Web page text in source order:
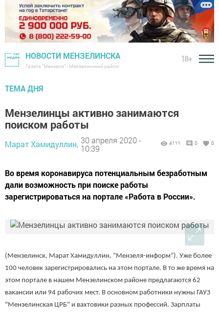
НОВОСТИ МЕНЗЕЛИНСКА
Газета "Мензеля" - Мензелинский район
18+
ТЕМА ДНЯ
Мензелинцы активно занимаются
поиском работы
Марат Хамидуллин, 30 апреля 2020 -
10:39
4111 0 0
Во время коронавируса потенциальным безработным
дали возможность при поиске работы
зарегистрироваться на портале «Работа в России».
(Мензелинск, Марат Хамидуллин, “Мензеля-информ”). Уже более
100 человек зарегистрировались на этом портале. В то же время на
этом портале в нашем Мензелинском районе предлагаются 62
вакансии или 94 рабочих мест. В основном работники нужны ГАУЗ
"Мензелинская ЦРБ" и вахтовики разных профессий. Зарплаты